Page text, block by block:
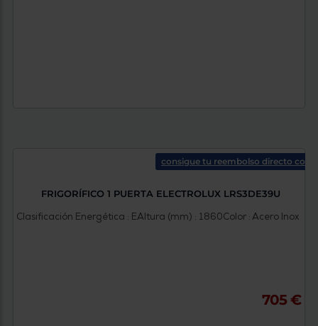
consigue tu reembolso directo con
FRIGORÍFICO 1 PUERTA ELECTROLUX LRS3DE39U
Clasificación Energética : EAltura (mm) : 1860Color : Acero Inox
705 €